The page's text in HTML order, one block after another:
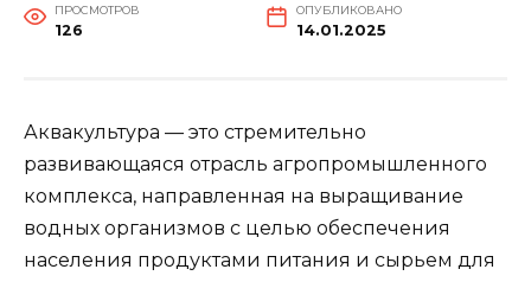
ПРОСМОТРОВ
126
ОПУБЛИКОВАНО
14.01.2025
Аквакультура — это стремительно
развивающаяся отрасль агропромышленного
комплекса, направленная на выращивание
водных организмов с целью обеспечения
населения продуктами питания и сырьем для